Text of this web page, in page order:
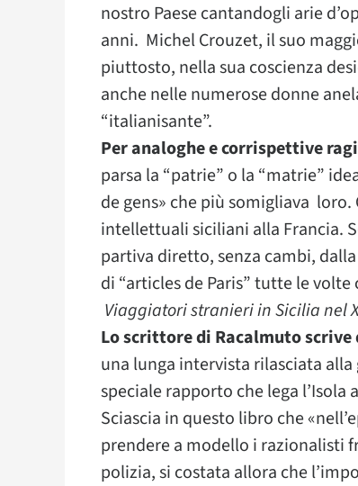
nostro Paese cantandogli arie
anni. Michel Crouzet, il suo
piuttosto, nella sua coscienza
anche nelle numerose donne
“italianisante”.
Per analoghe e corrispettive
parsa la “patrie” o la “matrie”
de gens» che più somigliava loro.
intellettuali siciliani alla Francia.
partiva diretto, senza cambi,
di “articles de Paris” tutte le
Viaggiatori stranieri in Sicilia nel
Lo scrittore di Racalmuto scrive
una lunga intervista rilasciata
speciale rapporto che lega
Sciascia in questo libro che
prendere a modello i razionalisti
polizia, si costata allora che